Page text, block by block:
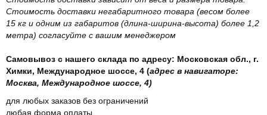
Стоимость доставки негабаритного товара (весом более
15 кг и одним из габаритов (длина-ширина-высота) более 1,2
метра) согласуйте с вашим менеджером
Самовывоз с нашего склада по адресу: Московская обл., г.
Химки, Международное шоссе, 4 (адрес в навигаторе:
Москва, Международное шоссе, 4)
для любых заказов без ограничений
любая форма оплаты